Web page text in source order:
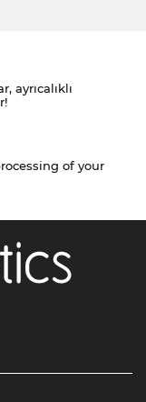
ayrıcalıklı
of your